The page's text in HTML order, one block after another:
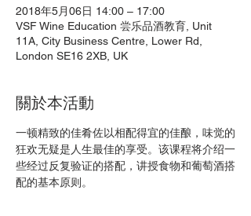
2018年5月06日 14:00 – 17:00
VSF Wine Education 尝乐品酒教育, Unit
11A, City Business Centre, Lower Rd,
London SE16 2XB, UK
關於本活動
一顿精致的佳肴佐以相配得宜的佳酿，味觉的
狂欢无疑是人生最佳的享受。该课程将介绍一
些经过反复验证的搭配，讲授食物和葡萄酒搭
配的基本原则。